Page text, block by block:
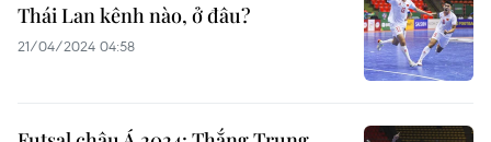
Thái Lan kênh nào, ở đâu?
21/04/2024 04:58